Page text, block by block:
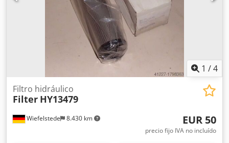
1 /4
Wiefelstede 8.430 km
Filtro hidráulico
Filter HY13479
EUR 50
precio fijo IVA no incluído